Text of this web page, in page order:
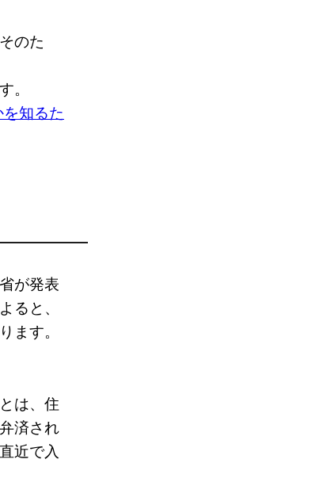
のた
。
知るた
が発表
ると、
ます。
は、住
済され
近で入